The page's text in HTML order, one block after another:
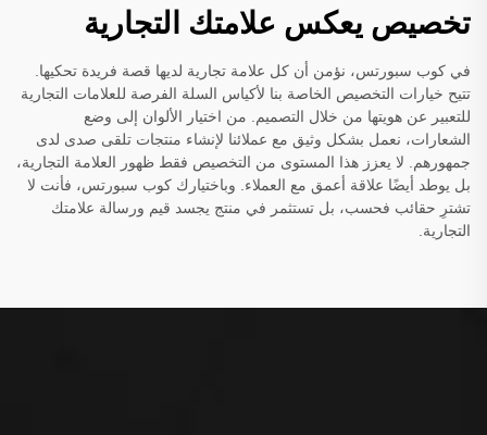
تخصيص يعكس علامتك التجارية
في كوب سبورتس، نؤمن أن كل علامة تجارية لديها قصة فريدة تحكيها.
تتيح خيارات التخصيص الخاصة بنا لأكياس السلة الفرصة للعلامات التجارية
للتعبير عن هويتها من خلال التصميم. من اختيار الألوان إلى وضع
الشعارات، نعمل بشكل وثيق مع عملائنا لإنشاء منتجات تلقى صدى لدى
جمهورهم. لا يعزز هذا المستوى من التخصيص فقط ظهور العلامة التجارية،
بل يوطد أيضًا علاقة أعمق مع العملاء. وباختيارك كوب سبورتس، فأنت لا
تشترِ حقائب فحسب، بل تستثمر في منتج يجسد قيم ورسالة علامتك
التجارية.